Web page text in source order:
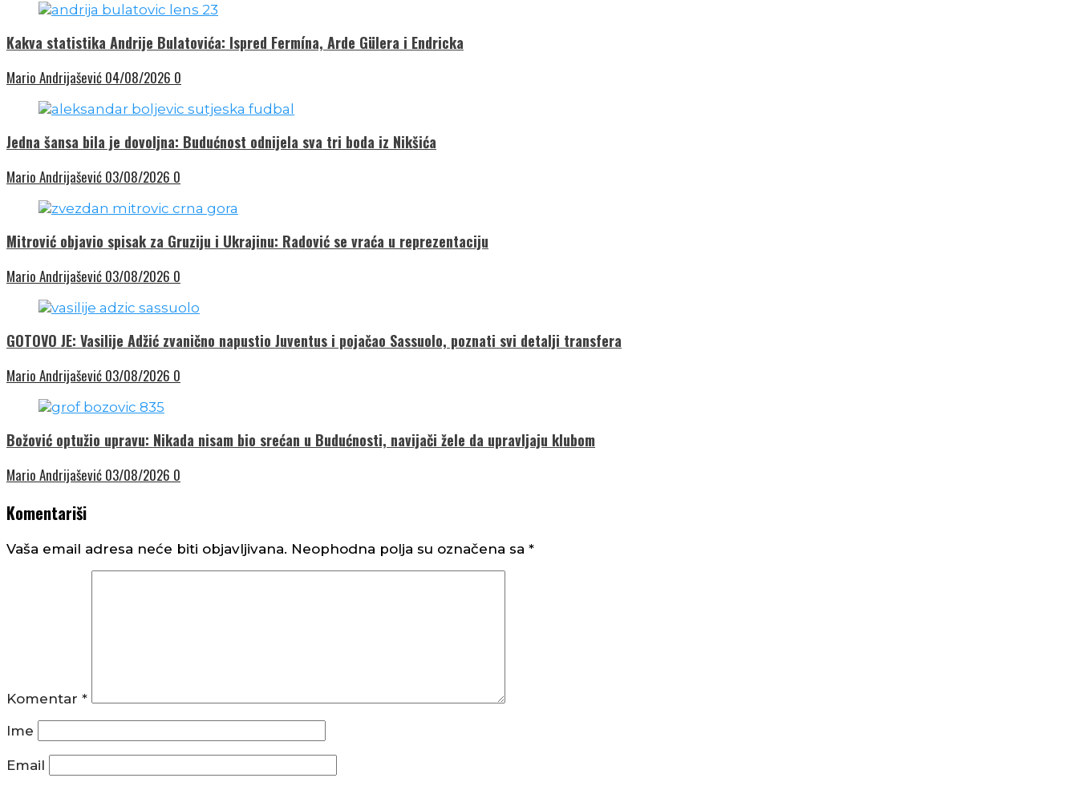
Kakva statistika Andrije Bulatovića: Ispred Fermína, Arde Gülera i Endricka
Mario Andrijašević 04/08/2026 0
Jedna šansa bila je dovoljna: Budućnost odnijela sva tri boda iz Nikšića
Mario Andrijašević 03/08/2026 0
Mitrović objavio spisak za Gruziju i Ukrajinu: Radović se vraća u reprezentaciju
Mario Andrijašević 03/08/2026 0
GOTOVO JE: Vasilije Adžić zvanično napustio Juventus i pojačao Sassuolo, poznati svi detalji transfera
Mario Andrijašević 03/08/2026 0
Božović optužio upravu: Nikada nisam bio srećan u Budućnosti, navijači žele da upravljaju klubom
Mario Andrijašević 03/08/2026 0
Komentariši
Vaša email adresa neće biti objavljivana. Neophodna polja su označena sa *
Komentar *
Ime
Email